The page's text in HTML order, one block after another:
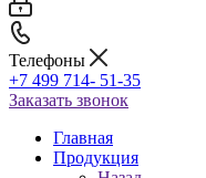
Телефоны
+7 499 714- 51-35
Заказать звонок
Главная
Продукция